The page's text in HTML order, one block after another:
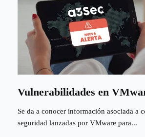
Vulnerabilidades en
Se da a conocer información asociada a
seguridad lanzadas por VMware para...